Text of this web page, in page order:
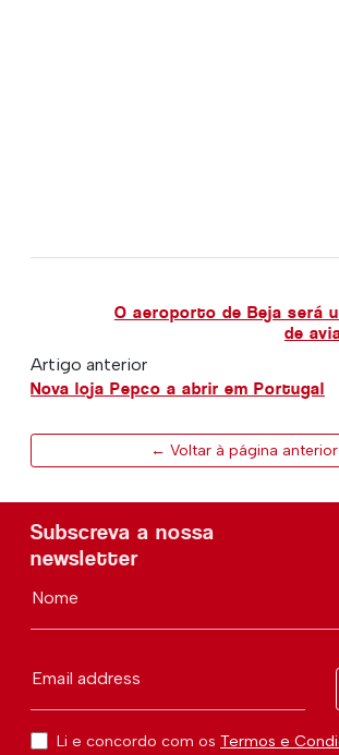
O aeroporto de Beja será
de
Artigo anterior
Nova loja Pepco a abrir em Portugal
← Voltar à página anterior
Subscreva a nossa
newsletter
Nome
Email address
Li e concordo com os Termos e